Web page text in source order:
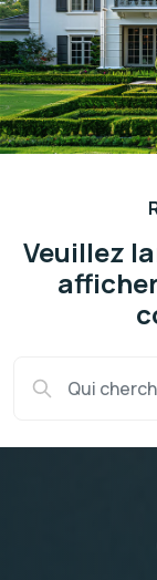
Veuillez